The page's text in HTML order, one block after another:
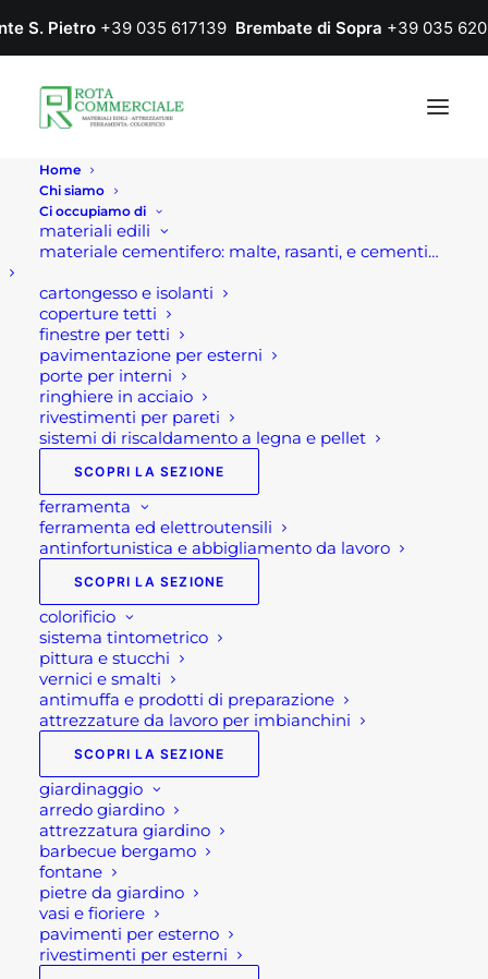
S. Pietro +39 035 617139 Brembate di Sopra +39 035
Home
Chi siamo
Ci occupiamo di
materiali edili
materiale cementifero: malte, rasanti, e cementi…
cartongesso e isolanti
coperture tetti
finestre per tetti
pavimentazione per esterni
porte per interni
ringhiere in acciaio
rivestimenti per pareti
sistemi di riscaldamento a legna e pellet
SCOPRI LA SEZIONE
ferramenta
ferramenta ed elettroutensili
antinfortunistica e abbigliamento da lavoro
SCOPRI LA SEZIONE
colorificio
sistema tintometrico
pittura e stucchi
vernici e smalti
antimuffa e prodotti di preparazione
attrezzature da lavoro per imbianchini
SCOPRI LA SEZIONE
giardinaggio
arredo giardino
attrezzatura giardino
barbecue bergamo
fontane
pietre da giardino
vasi e fioriere
pavimenti per esterno
rivestimenti per esterni
IGROMETRO
DAMPMASTER
COMPACT